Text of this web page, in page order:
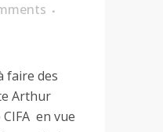
faire des
Arthur
en vue